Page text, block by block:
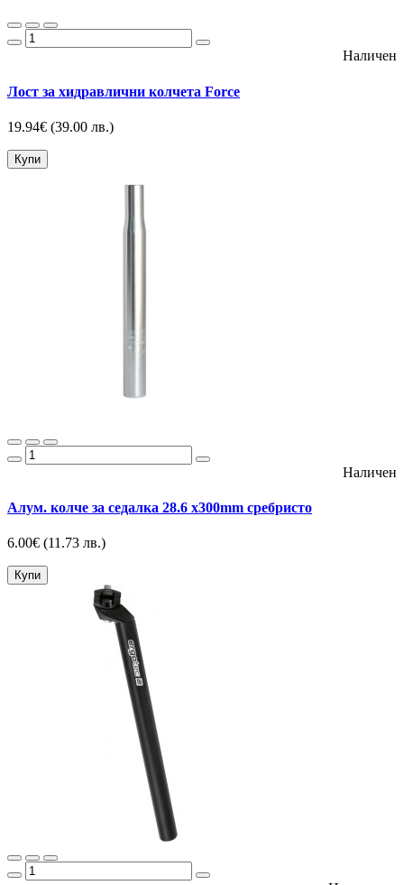
Наличен
Лост за хидравлични колчета Force
19.94€ (39.00 лв.)
Купи
Наличен
Алум. колче за седалка 28.6 x300mm сребристо
6.00€ (11.73 лв.)
Купи